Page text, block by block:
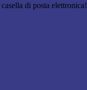
di posta elettronica!